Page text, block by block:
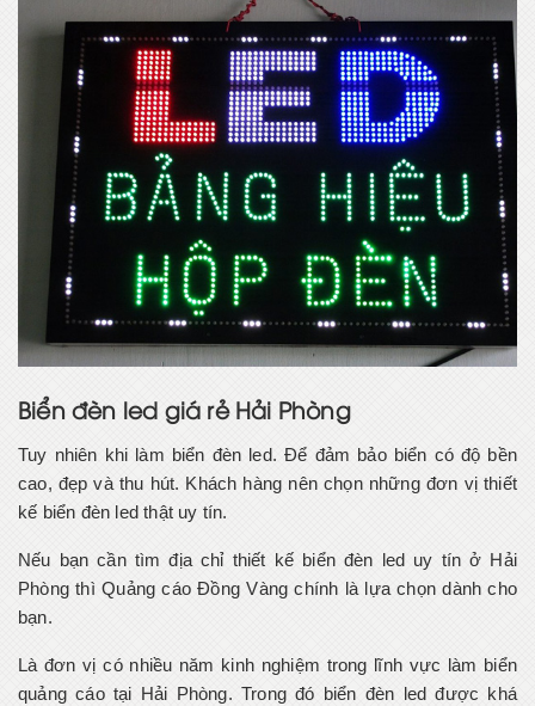
Biển đèn led giá rẻ Hải Phòng
Tuy nhiên khi làm biển đèn led. Để đảm bảo biển có độ bền
cao, đẹp và thu hút. Khách hàng nên chọn những đơn vị thiết
kế biển đèn led thật uy tín.
Nếu bạn cần tìm địa chỉ thiết kế biển đèn led uy tín ở Hải
Phòng thì Quảng cáo Đồng Vàng chính là lựa chọn dành cho
bạn.
Là đơn vị có nhiều năm kinh nghiệm trong lĩnh vực làm biển
quảng cáo tại Hải Phòng. Trong đó biển đèn led được khá